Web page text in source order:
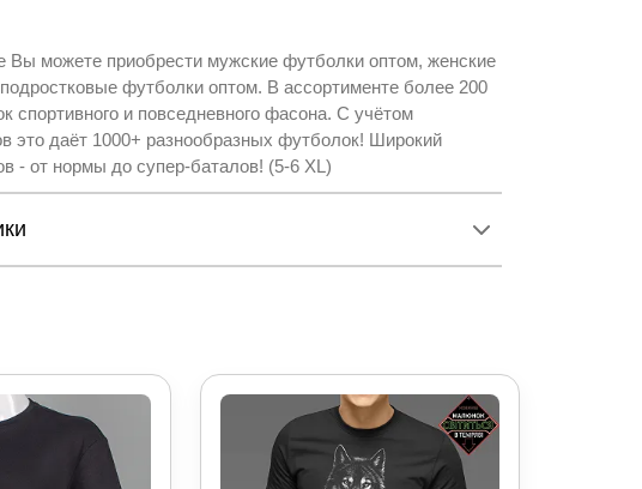
Вы можете приобрести мужские футболки оптом, женские
футболки оптом. В ассортименте более 200
спортивного и повседневного фасона. С учётом
это даёт 1000+ разнообразных футболок! Широкий
- от нормы до супер-баталов! (5-6 XL)